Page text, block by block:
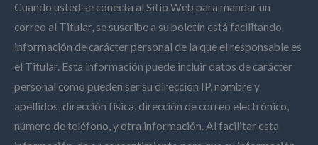
Cuando usted se conecta al Sitio Web para mandar un
correo al Titular, se suscribe a su boletín está facilitando
información de carácter personal de la que el responsable es
el Titular. Esta información puede incluir datos de carácter
personal como pueden ser su dirección IP, nombre y
apellidos, dirección física, dirección de correo electrónico,
número de teléfono, y otra información. Al facilitar esta